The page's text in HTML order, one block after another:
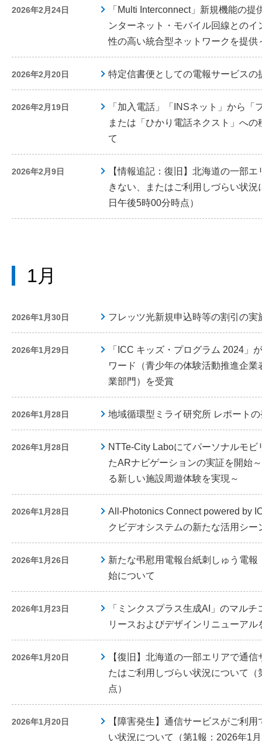
2026年2月24日
「Multi Interconnect」新規機能の
ンターネット・モバイル回線との
性の高い統合型ネットワークを提供
2026年2月20日 特定信書便としての電報サービスの
2026年2月19日
「加入電話」「INSネット」から「
または「ひかり電話ネクスト」へ
て
2026年2月9日
【情報追記：復旧】北海道の一部
きない、またはご利用しづらい状
日午後5時00分時点）
1月
2026年1月30日 フレッツ光新規申込時等の割引の実
2026年1月29日
「ICC キッズ・プログラム 2024」
ワード（青少年の体験活動推進企
業部門）を受賞
2026年1月28日 地域循環型ミライ研究所 レポート
2026年1月28日
NTTe-City Laboにてパーソナルモ
たARナビゲーションの実証を開始
る新しい施設周遊体験を実現～
2026年1月28日
All-Photonics Connect powered by
クビデオシステムの新たな活用シ
2026年1月26日
新たな弔慰用電報台紙刺しゅう電
始について
2026年1月23日
「ミンクスプラス生成AI」のマル
リースおよびデザインリニューアル
2026年1月20日
【復旧】北海道の一部エリアで通
たはご利用しづらい状況について
点）
2026年1月20日
【障害発生】通信サービスがご利
い状況について（第1報：2026年1